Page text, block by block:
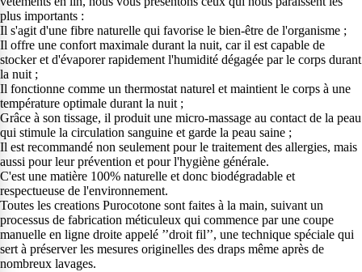
plus importants :
Il s'agit d'une fibre naturelle qui favorise le bien-être de l'organisme ;
Il offre une confort maximale durant la nuit, car il est capable de
stocker et d'évaporer rapidement l'humidité dégagée par le corps durant
la nuit ;
Il fonctionne comme un thermostat naturel et maintient le corps à une
température optimale durant la nuit ;
Grâce à son tissage, il produit une micro-massage au contact de la peau
qui stimule la circulation sanguine et garde la peau saine ;
Il est recommandé non seulement pour le traitement des allergies, mais
aussi pour leur prévention et pour l'hygiène générale.
C'est une matière 100% naturelle et donc biodégradable et
respectueuse de l'environnement.
Toutes les creations Purocotone sont faites à la main, suivant un
processus de fabrication méticuleux qui commence par une coupe
manuelle en ligne droite appelé ’’droit fil’’, une technique spéciale qui
sert à préserver les mesures originelles des draps même après de
nombreux lavages.